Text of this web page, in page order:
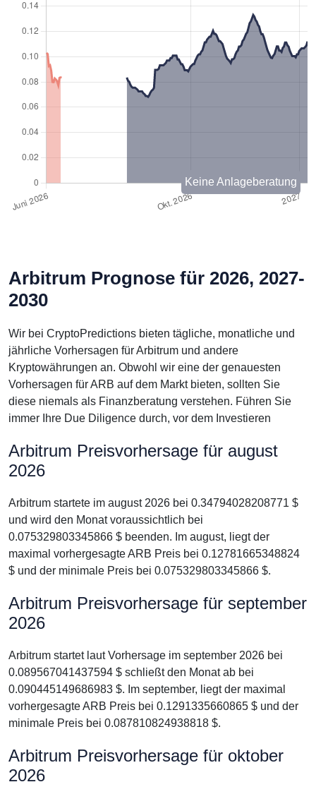
Keine Anlageberatung
Arbitrum Prognose für 2026, 2027-
2030
Wir bei CryptoPredictions bieten tägliche, monatliche und
jährliche Vorhersagen für Arbitrum und andere
Kryptowährungen an. Obwohl wir eine der genauesten
Vorhersagen für ARB auf dem Markt bieten, sollten Sie
diese niemals als Finanzberatung verstehen. Führen Sie
immer Ihre Due Diligence durch, vor dem Investieren
Arbitrum Preisvorhersage für august
2026
Arbitrum startete im august 2026 bei 0.34794028208771 $
und wird den Monat voraussichtlich bei
0.075329803345866 $ beenden. Im august, liegt der
maximal vorhergesagte ARB Preis bei 0.12781665348824
$ und der minimale Preis bei 0.075329803345866 $.
Arbitrum Preisvorhersage für september
2026
Arbitrum startet laut Vorhersage im september 2026 bei
0.089567041437594 $ schließt den Monat ab bei
0.090445149686983 $. Im september, liegt der maximal
vorhergesagte ARB Preis bei 0.1291335660865 $ und der
minimale Preis bei 0.087810824938818 $.
Arbitrum Preisvorhersage für oktober
2026